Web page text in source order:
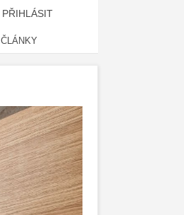
PŘIHLÁSIT
ČLÁNKY